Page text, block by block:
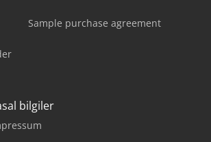
Sample purchase agreement
bilgiler